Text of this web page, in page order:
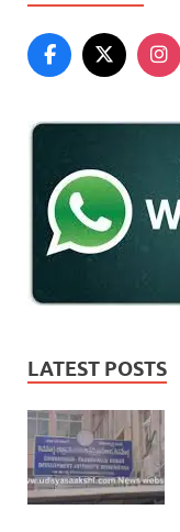
LATEST POSTS